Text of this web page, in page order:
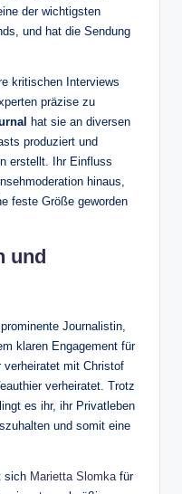
der wichtigsten
und hat die Sendung
kritischen Interviews
präzise zu
hat sie an diversen
produziert und
erstellt. Ihr Einfluss
hinaus,
feste Größe geworden
und
Journalistin,
klaren Engagement für
mit Christof
verheiratet. Trotz
es ihr, ihr Privatleben
und somit eine
sich Marietta Slomkafür